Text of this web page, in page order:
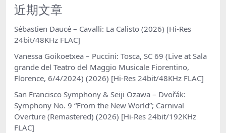
近期文章
Sébastien Daucé – Cavalli: La Calisto (2026) [Hi-Res
24bit/48KHz FLAC]
Vanessa Goikoetxea – Puccini: Tosca, SC 69 (Live at Sala
grande del Teatro del Maggio Musicale Fiorentino,
Florence, 6/4/2024) (2026) [Hi-Res 24bit/48KHz FLAC]
San Francisco Symphony & Seiji Ozawa – Dvořák:
Symphony No. 9 “From the New World”; Carnival
Overture (Remastered) (2026) [Hi-Res 24bit/192KHz
FLAC]